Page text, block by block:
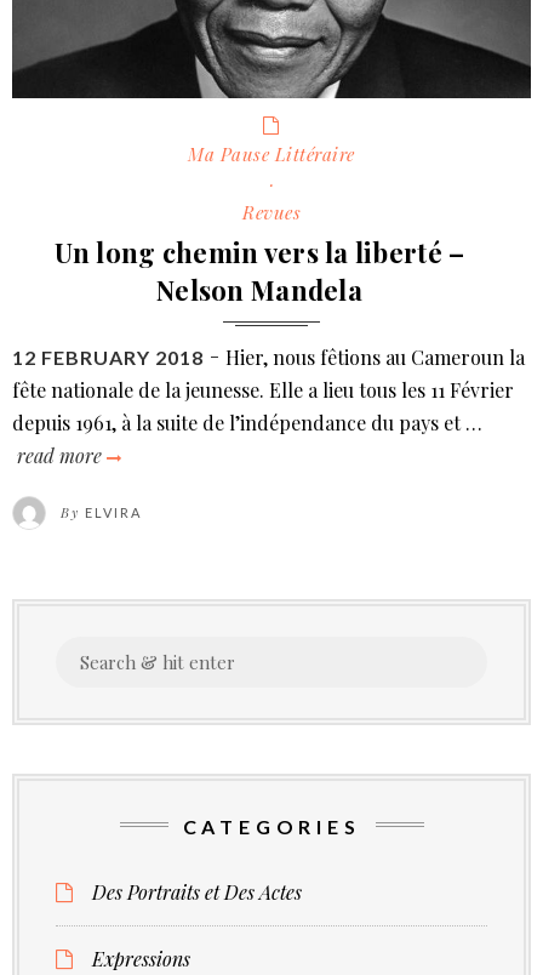
Ma Pause Littéraire
·
Revues
Un long chemin vers la liberté –
Nelson Mandela
POSTED
ON
12 FEBRUARY 2018
Hier, nous fêtions au Cameroun la
fête nationale de la jeunesse. Elle a lieu tous les 11 Février
depuis 1961, à la suite de l’indépendance du pays et …
read more
chemin
–
By ELVIRA
CATEGORIES
Des Portraits et Des Actes
Expressions